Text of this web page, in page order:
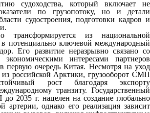
судоходства, который включает не
по грузопотоку, но и детали
судостроения, подготовки кадров и
трансформируется из национальной
в потенциально ключевой международный
Его развитие неразрывно связано со
экономическими интересами партнеров
очередь Китая. Несмотря на уход
российской Арктики, грузооборот СМП
рост благодаря экспорту
транзиту. Государственный
2035 г. нацелен на создание глобально
артерии, однако его реализация зависит